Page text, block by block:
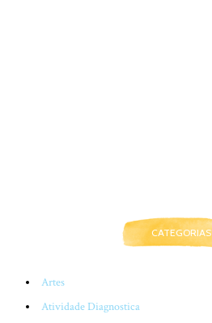
CATEGORIAS
Artes
Atividade Diagnostica